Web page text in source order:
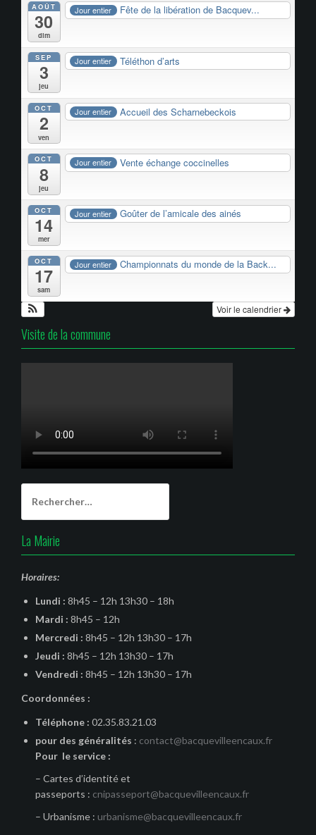
AOÛT
30
dim
Jour entier Fête de la libération de Bacquev...
SEP
3
jeu
Jour entier Téléthon d’arts
OCT
2
ven
Jour entier Accueil des Scharnebeckois
OCT
8
jeu
Jour entier Vente échange coccinelles
OCT
14
mer
Jour entier Goûter de l’amicale des ainés
OCT
17
sam
Jour entier Championnats du monde de la Back...
Voir le calendrier
Visite de la commune
La Mairie
Horaires:
Lundi : 8h45 – 12h 13h30 – 18h
Mardi : 8h45 – 12h
Mercredi : 8h45 – 12h 13h30 – 17h
Jeudi : 8h45 – 12h 13h30 – 17h
Vendredi : 8h45 – 12h 13h30 – 17h
Coordonnées :
Téléphone : 02.35.83.21.03
pour des généralités : contact@bacquevilleencaux.fr
Pour le service :
– Cartes d’identité et
passeports : cnipasseport@bacquevilleencaux.fr
– Urbanisme : urbanisme@bacquevilleencaux.fr